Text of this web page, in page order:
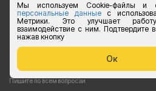
Мы используем Cookie-файлы и
персональные данныес
Метрики. Это улучшает
взаимодействие с ним. Подтвердите
нажав кнопку
Ок
Бесплатный звонок по
vk.com/foruslogistics
Присоединяйтесь
zakaz@foruslogistics.ru
Пишите по всем вопросаи